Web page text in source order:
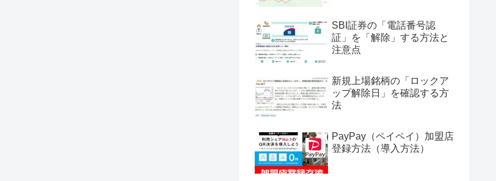
SBI証券の「電話番号認
証」を「解除」する方法と
注意点
新規上場銘柄の「ロックア
ップ解除日」を確認する方
法
PayPay（ペイペイ）加盟店
登録方法（導入方法）